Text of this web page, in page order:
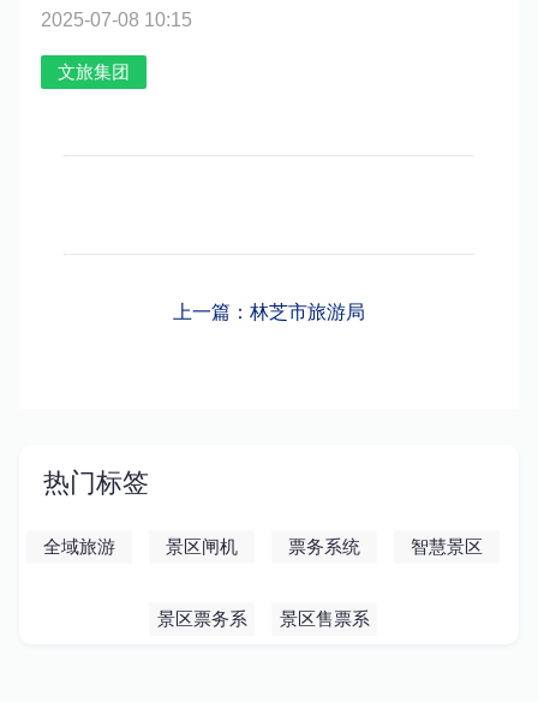
2025-07-08 10:15
文旅集团
上一篇：林芝市旅游局
热门标签
全域旅游 景区闸机 票务系统 智慧景区
景区票务系
景区售票系